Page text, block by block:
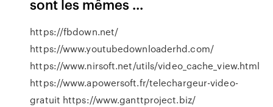
sont les mêmes ...
https://fbdown.net/
https://www.youtubedownloaderhd.com/
https://www.nirsoft.net/utils/video_cache_view.html
https://www.apowersoft.fr/telechargeur-video-
gratuit https://www.ganttproject.biz/